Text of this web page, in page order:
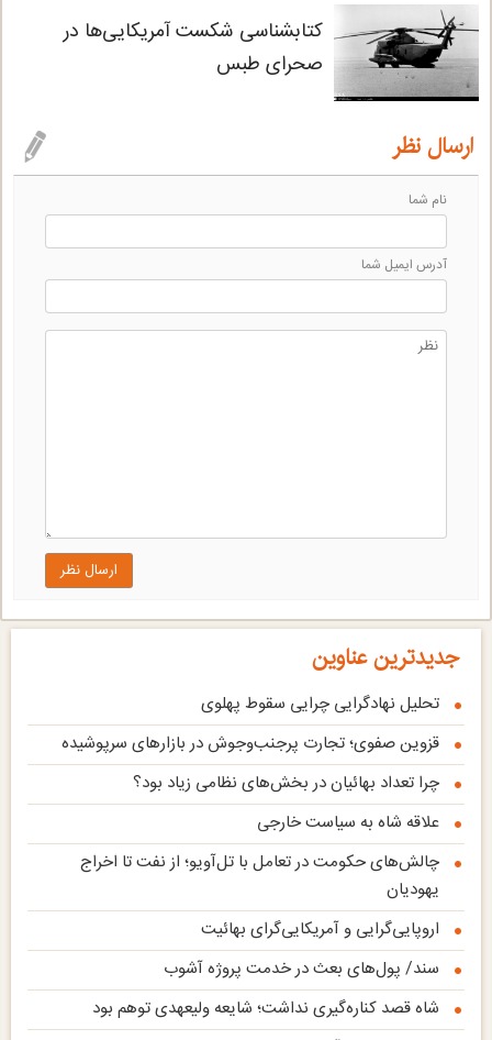
کتابشناسی شکست آمریکایی‌ها در
صحرای طبس
ارسال نظر
نام شما
آدرس ايميل شما
ارسال نظر
جدیدترین عناوین
تحلیل نهادگرایی چرایی سقوط پهلوی
قزوین صفوی؛ تجارت پرجنب‌وجوش در بازارهای سرپوشیده
چرا تعداد بهائیان در بخش‌های نظامی زیاد بود؟
علاقه شاه به سیاست خارجی
چالش‌های حکومت در تعامل با تل‌آویو؛ از نفت تا اخراج
یهودیان
اروپایی‌گرایی و آمریکایی‌گرای بهائیت
سند/ پول‌های بعث در خدمت پروژه آشوب
شاه قصد کناره‌گیری نداشت؛ شایعه ولیعهدی توهم بود